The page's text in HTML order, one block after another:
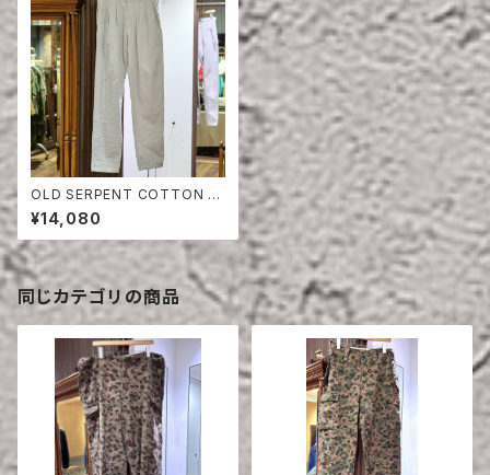
OLD SERPENT COTTON T
ROUSERS ONE WASH
¥14,080
同じカテゴリの商品